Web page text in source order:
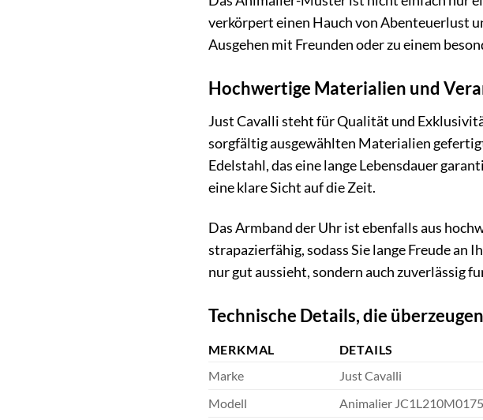
verkörpert einen Hauch von Abenteuerlust
Ausgehen mit Freunden oder zu einem
Hochwertige Materialien und
Just Cavalli steht für Qualität und
sorgfältig ausgewählten Materialien
Edelstahl, das eine lange Lebensdauer
eine klare Sicht auf die Zeit.
Das Armband der Uhr ist ebenfalls aus
strapazierfähig, sodass Sie lange Freude an
nur gut aussieht, sondern auch zuverlässig
Technische Details, die
MERKMAL
DETAILS
Marke
Just Cavalli
Modell
Animalier JC1L210M0175